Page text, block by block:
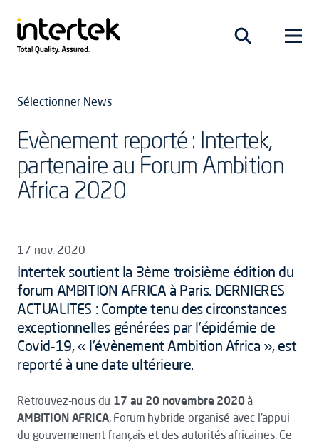
Sélectionner News
Evènement reporté : Intertek,
partenaire au Forum Ambition
Africa 2020
17 nov. 2020
Intertek soutient la 3ème troisième édition du
forum AMBITION AFRICA à Paris. DERNIERES
ACTUALITES : Compte tenu des circonstances
exceptionnelles générées par l’épidémie de
Covid-19, « l’évènement Ambition Africa », est
reporté à une date ultérieure.
Retrouvez-nous du 17 au 20 novembre 2020à
AMBITION AFRICA, Forum hybride organisé avec l’appui
du gouvernement français et des autorités africaines. Ce